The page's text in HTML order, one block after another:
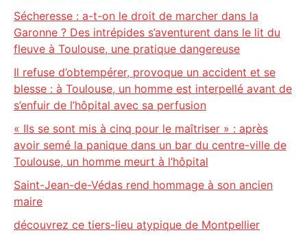
Sécheresse : a-t-on le droit de marcher dans la
Garonne ? Des intrépides s’aventurent dans le lit du
fleuve à Toulouse, une pratique dangereuse
Il refuse d’obtempérer, provoque un accident et se
blesse : à Toulouse, un homme est interpellé avant de
s’enfuir de l’hôpital avec sa perfusion
« Ils se sont mis à cinq pour le maîtriser » : après
avoir semé la panique dans un bar du centre-ville de
Toulouse, un homme meurt à l’hôpital
Saint-Jean-de-Védas rend hommage à son ancien
maire
découvrez ce tiers-lieu atypique de Montpellier